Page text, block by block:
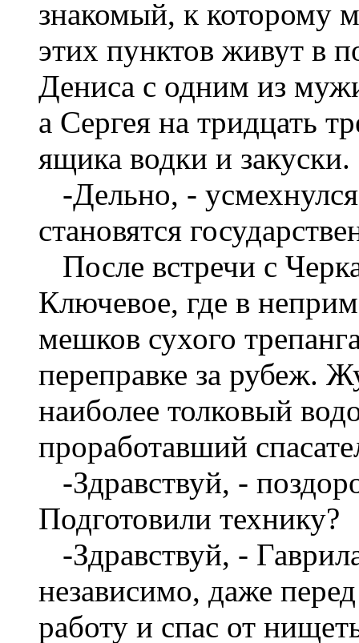
знакомый, к которому
этих пунктов живут в
Дениса с одним из
а Сергея на тридцать
ящика водки и закуски.
-Дельно, -
становятся
После встречи с
Ключевое, где в
мешков сухого
переправке за рубеж.
наиболее толковый
проработавший
-Здравствуй, -
Подготовили технику?
-Здравствуй, -
независимо, даже
работу и спас от